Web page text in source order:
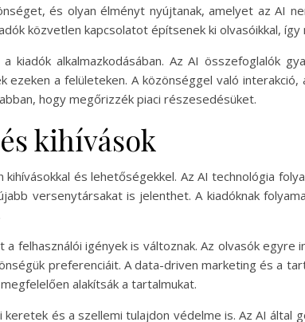
és olyan élményt nyújtanak, amelyet az AI
közvetlen kapcsolatot építsenek ki olvasóikkal,
kiadók alkalmazkodásában. Az AI összefoglalók
ezeken a felületeken. A közönséggel való
hogy megőrizzék piaci részesedésüket.
kihívások
és lehetőségekkel. Az AI technológia
versenytársakat is jelenthet. A kiadóknak
felhasználói igények is változnak. Az olvasók
preferenciáit. A data-driven marketing és a
alakítsák a tartalmukat.
és a szellemi tulajdon védelme is. Az AI